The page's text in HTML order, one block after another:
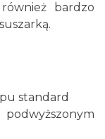
bardzo
standard